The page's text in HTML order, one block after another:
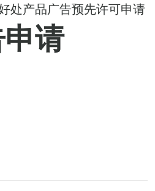
处产品广告预先许可申请
请